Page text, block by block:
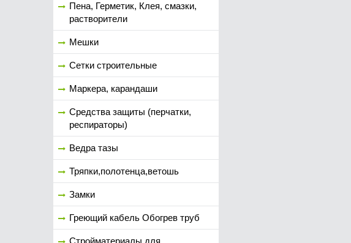
Пена, Герметик, Клея, смазки,
растворители
Мешки
Сетки строительные
Маркера, карандаши
Средства защиты (перчатки,
респираторы)
Ведра тазы
Тряпки,полотенца,ветошь
Замки
Греющий кабель Обогрев труб
Стройматериалы для